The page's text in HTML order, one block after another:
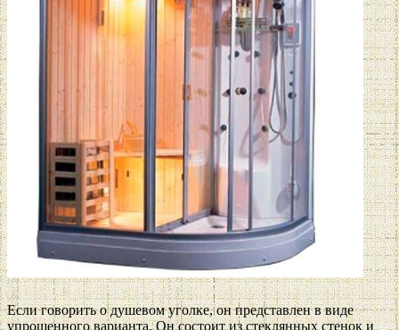
Если говорить о душевом уголке, он представлен в виде
упрощенного варианта. Он состоит из стеклянных стенок и